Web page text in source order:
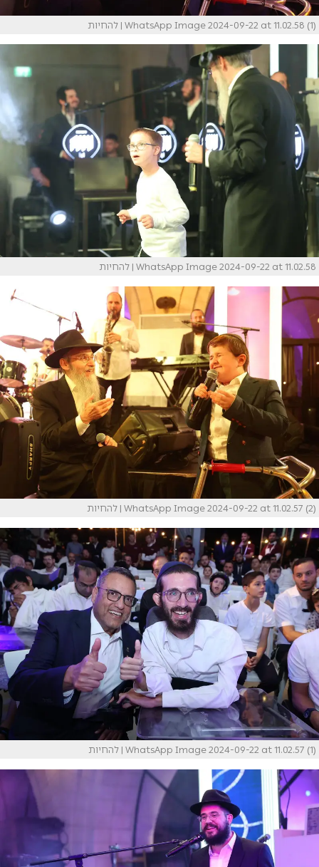
WhatsApp Image 2024-09-22 at 11.02.58 (1) | להחיות
WhatsApp Image 2024-09-22 at 11.02.58 | להחיות
WhatsApp Image 2024-09-22 at 11.02.57 (2) | להחיות
WhatsApp Image 2024-09-22 at 11.02.57 (1) | להחיות